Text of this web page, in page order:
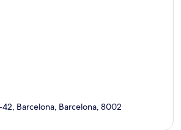
Barcelona, Barcelona, 8002